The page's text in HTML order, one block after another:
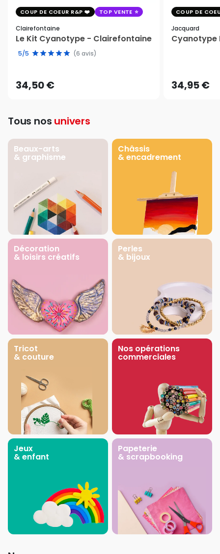
COUP DE COEUR R&P TOP VENTE
Clairefontaine
Le Kit Cyanotype - Clairefontaine
5/5 (6 avis)
34,50 €
COUP DE
Jacquard
Cyanotype
34,95 €
Tous nos univers
Beaux-arts
& graphisme
Châssis
& encadrement
Décoration
& loisirs créatifs
Perles
& bijoux
Tricot
& couture
Nos opérations
commerciales
Jeux
& enfant
Papeterie
& scrapbooking